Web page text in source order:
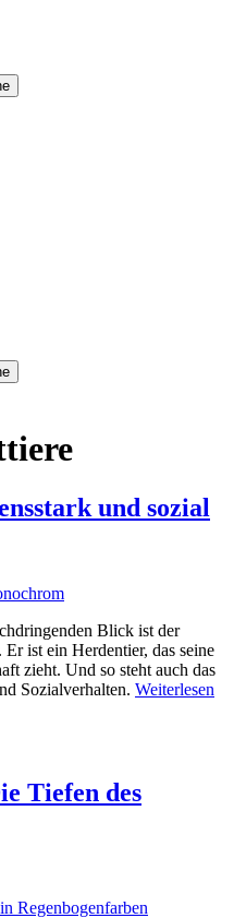
und sozial
Blick ist der
ist ein Herdentier, das seine
zieht. Und so steht auch das
Sozialverhalten. Weiterlesen
Tiefen des